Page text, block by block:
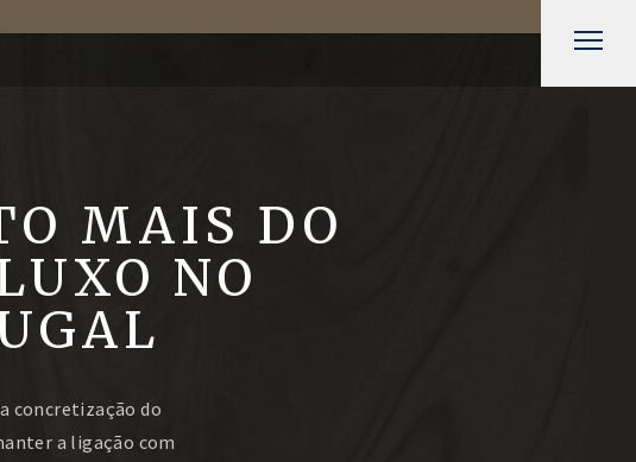
MAIS DO
NO
concretização do
a ligação com